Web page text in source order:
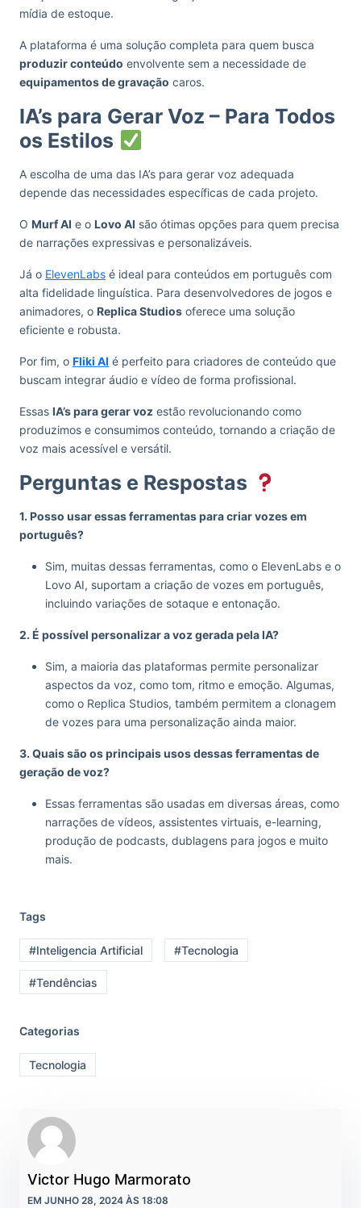
mídia de estoque.
A plataforma é uma solução completa para quem busca
produzir conteúdo envolvente sem a necessidade de
equipamentos de gravação caros.
IA’s para Gerar Voz – Para Todos
os Estilos
A escolha de uma das IA’s para gerar voz adequada
depende das necessidades específicas de cada projeto.
O Murf AI e o Lovo AI são ótimas opções para quem precisa
de narrações expressivas e personalizáveis.
Já o ElevenLabs é ideal para conteúdos em português com
alta fidelidade linguística. Para desenvolvedores de jogos e
animadores, o Replica Studios oferece uma solução
eficiente e robusta.
Por fim, o Fliki AI é perfeito para criadores de conteúdo que
buscam integrar áudio e vídeo de forma profissional.
Essas IA’s para gerar voz estão revolucionando como
produzimos e consumimos conteúdo, tornando a criação de
voz mais acessível e versátil.
Perguntas e Respostas
1. Posso usar essas ferramentas para criar vozes em
português?
Sim, muitas dessas ferramentas, como o ElevenLabs e o
Lovo AI, suportam a criação de vozes em português,
incluindo variações de sotaque e entonação.
2. É possível personalizar a voz gerada pela IA?
Sim, a maioria das plataformas permite personalizar
aspectos da voz, como tom, ritmo e emoção. Algumas,
como o Replica Studios, também permitem a clonagem
de vozes para uma personalização ainda maior.
3. Quais são os principais usos dessas ferramentas de
geração de voz?
Essas ferramentas são usadas em diversas áreas, como
narrações de vídeos, assistentes virtuais, e-learning,
produção de podcasts, dublagens para jogos e muito
mais.
Tags
#Inteligencia Artificial #Tecnologia
#Tendências
Categorias
Tecnologia
Victor Hugo Marmorato
EM JUNHO 28, 2024 ÀS 18:08